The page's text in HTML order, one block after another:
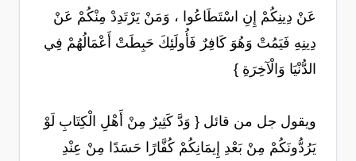
عَنْ دِينِكُمْ إِنِ اسْتَطَاعُوا ، وَمَنْ يَرْتَدِدْ مِنْكُمْ عَنْ
دِينِهِ فَيَمُتْ وَهُوَ كَافِرٌ فَأُولَئِكَ حَبِطَتْ أَعْمَالُهُمْ فِي
الدُّنْيَا وَالْآخِرَةِ }
ويقول جل من قائل { وَدَّ كَثِيرٌ مِنْ أَهْلِ الْكِتَابِ لَوْ
يَرُدُّونَكُمْ مِنْ بَعْدِ إِيمَانِكُمْ كُفَّارًا حَسَدًا مِنْ عِنْدِ